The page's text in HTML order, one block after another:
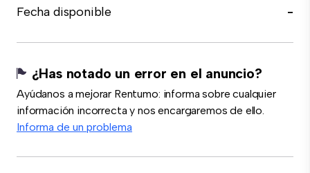
Fecha disponible
-
¿Has notado un error en el anuncio?
Ayúdanos a mejorar Rentumo: informa sobre cualquier
información incorrecta y nos encargaremos de ello.
Informa de un problema